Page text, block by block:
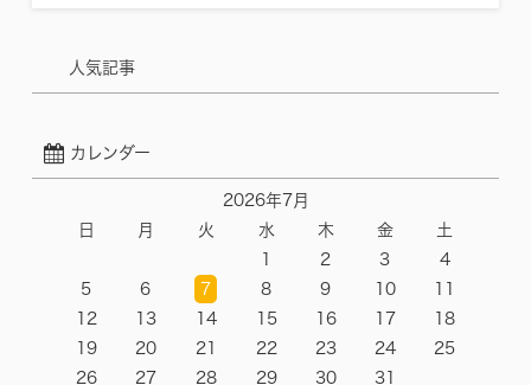
人気記事
カレンダー
2026年7月
日
月 火 水 木 金
土
2 3
4
5
6 7 8 9 10
12
13 14 15 16 17
18
19
20 21 22 23 24
25
26
27 28 29 30 31